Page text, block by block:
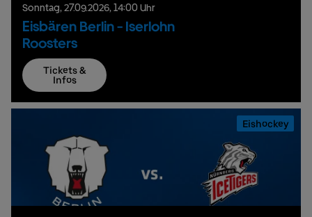
Sonntag,27.09.2026,14:00 Uhr
Eisbären Berlin - Iserlohn
Roosters
Tickets &
Infos
Eishockey